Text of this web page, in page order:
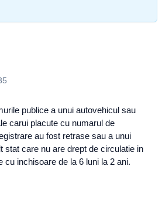
publice a unui autovehicul sau
carui placute cu numarul de
au fost retrase sau a unui
stat care nu are drept de circulatie in
cu inchisoare de la 6 luni la 2 ani.